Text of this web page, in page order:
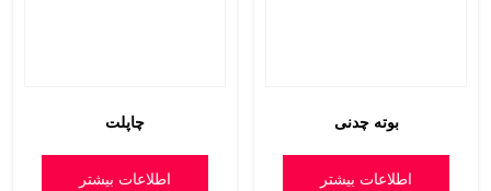
بوته چدنی
اطلاعات بیشتر
چاپلت
اطلاعات بیشتر